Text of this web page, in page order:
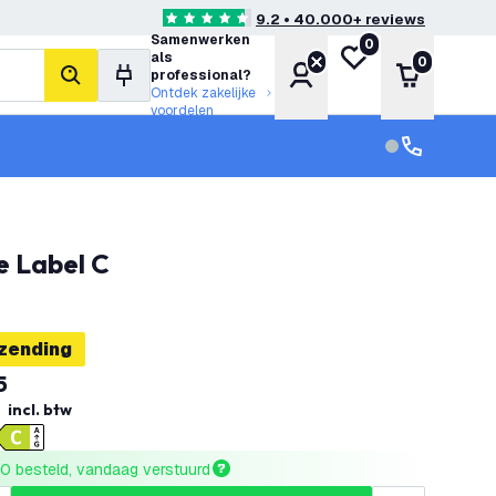
4.6 score sterren9.2 • 40.000+ reviews
zoeken
Samenwerken
als
professional?
Ontdek zakelijke
voordelen
Account
Mijn verlanglijst
0
0
Label C
incl. btw
besteld, vandaag verstuurd